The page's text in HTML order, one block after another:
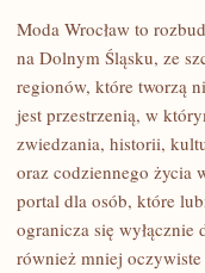
CZYTELNICY
WYJAŚNIAJĄ
Moda Wrocław to
na Dolnym Śląsku, ze
regionów, które tworzą
jest przestrzenią, w
zwiedzania, historii,
oraz codziennego życia
portal dla osób, które
ogranicza się
również mniej